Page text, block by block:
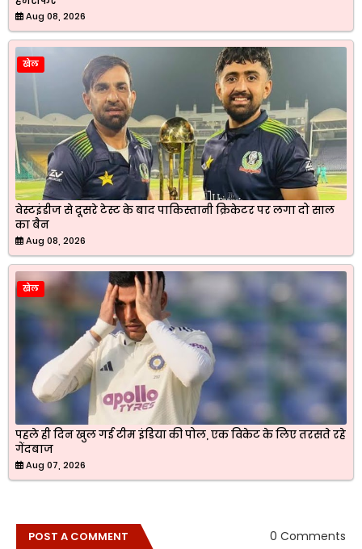
Aug 08, 2026
खेल
वेस्टइंडीज से दूसरे टेस्ट के बाद पाकिस्तानी क्रिकेटर पर लगा दो साल
का बैन
Aug 08, 2026
खेल
पहले ही दिन खुल गई टीम इंडिया की पोल, एक विकेट के लिए तरसते रहे
गेंदबाज
Aug 07, 2026
POST A COMMENT 0 Comments